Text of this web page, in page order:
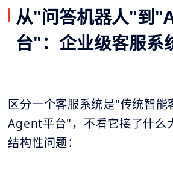
从"问答机器人"到
台"：企业级客服系
区分一个客服系统是"传统智
Agent平台"，不看它接了什么
结构性问题：